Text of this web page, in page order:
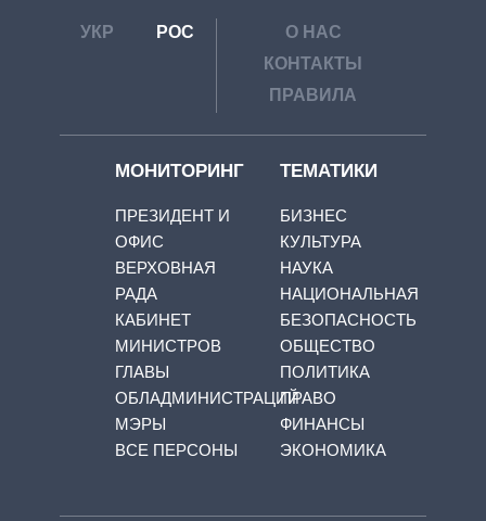
УКР РОС
О НАС
КОНТАКТЫ
ПРАВИЛА
МОНИТОРИНГ
ПРЕЗИДЕНТ И
ОФИС
ВЕРХОВНАЯ
РАДА
КАБИНЕТ
МИНИСТРОВ
ГЛАВЫ
ОБЛАДМИНИСТРАЦИЙ
МЭРЫ
ВСЕ ПЕРСОНЫ
ТЕМАТИКИ
БИЗНЕС
КУЛЬТУРА
НАУКА
НАЦИОНАЛЬНАЯ
БЕЗОПАСНОСТЬ
ОБЩЕСТВО
ПОЛИТИКА
ПРАВО
ФИНАНСЫ
ЭКОНОМИКА